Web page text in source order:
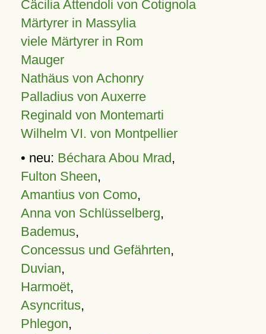
Cäcilia Attendoli von Cotignola
Märtyrer in Massylia
viele Märtyrer in Rom
Mauger
Nathäus von Achonry
Palladius von Auxerre
Reginald von Montemarti
Wilhelm VI. von Montpellier
• neu: Béchara Abou Mrad,
Fulton Sheen,
Amantius von Como,
Anna von Schlüsselberg,
Bademus,
Concessus und Gefährten,
Duvian,
Harmoët,
Asyncritus,
Phlegon,